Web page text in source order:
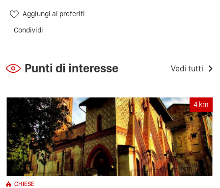
Aggiungi ai preferiti
Condividi
Punti di interesse Vedi tutti
4 km
CHIESE